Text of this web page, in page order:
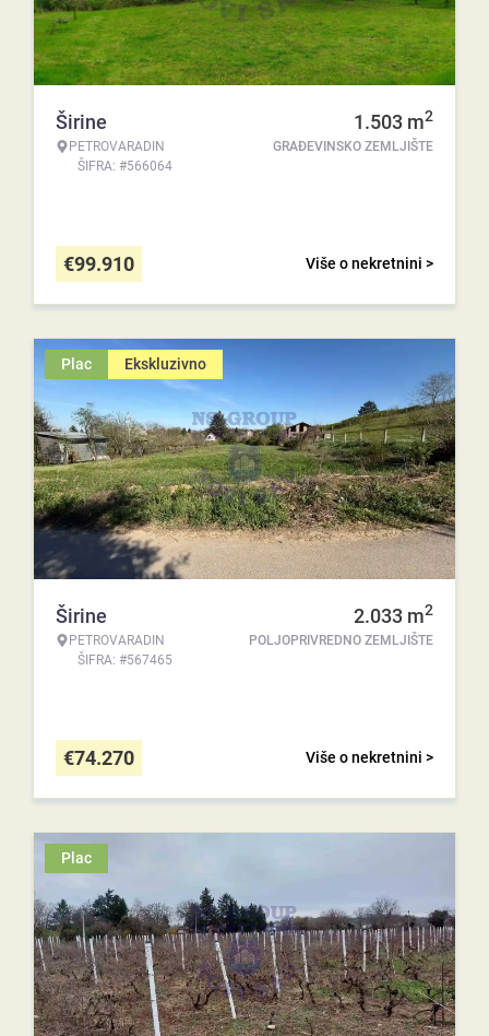
Širine
PETROVARADIN
ŠIFRA: #566064
1.503 m2
GRAĐEVINSKO ZEMLJIŠTE
Više o nekretnini >
€99.910
Plac Ekskluzivno
Širine
PETROVARADIN
ŠIFRA: #567465
2.033 m2
POLJOPRIVREDNO ZEMLJIŠTE
Više o nekretnini >
€74.270
Plac